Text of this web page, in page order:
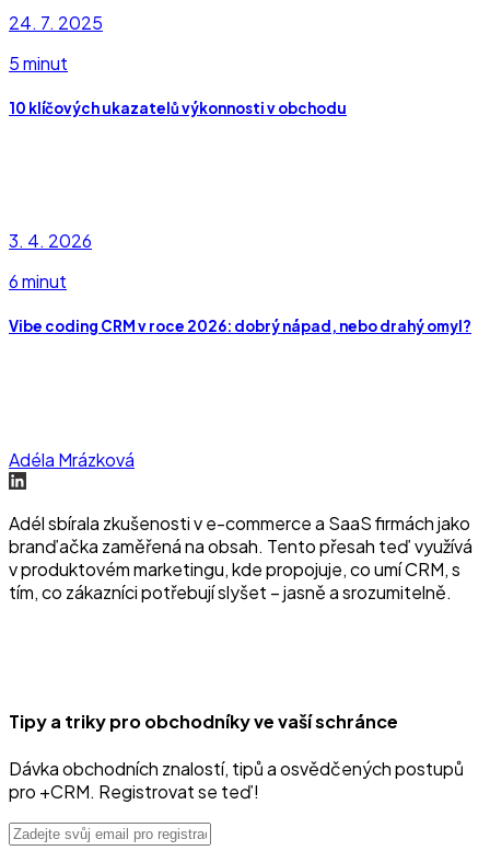
24. 7. 2025
5 minut
10 klíčových ukazatelů výkonnosti v obchodu
3. 4. 2026
6 minut
Vibe coding CRM v roce 2026: dobrý nápad, nebo drahý omyl?
Adéla Mrázková
Adél sbírala zkušenosti v e-commerce a SaaS firmách jako
branďačka zaměřená na obsah. Tento přesah teď využívá
v produktovém marketingu, kde propojuje, co umí CRM, s
tím, co zákazníci potřebují slyšet – jasně a srozumitelně.
Tipy a triky pro obchodníky ve vaší schránce
Dávka obchodních znalostí, tipů a osvědčených postupů
pro +CRM. Registrovat se teď!